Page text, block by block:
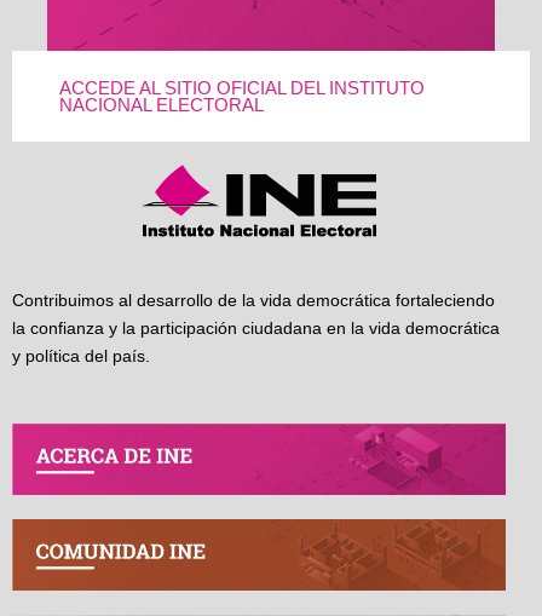
ACCEDE AL SITIO OFICIAL DEL INSTITUTO
NACIONAL ELECTORAL
Contribuimos al desarrollo de la vida democrática fortaleciendo
la confianza y la participación ciudadana en la vida democrática
y política del país.